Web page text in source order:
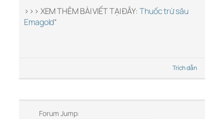
>>> XEM THÊM BÀI VIẾT TẠI ĐÂY: Thuốc trừ sâu
Emagold“
Trích dẫn
Forum Jump: